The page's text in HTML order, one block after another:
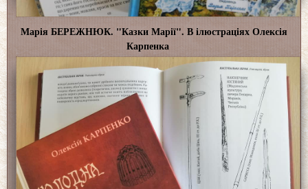
Марія БЕРЕЖНЮК. "Казки Марії". В ілюстраціях Олексія
Карпенка